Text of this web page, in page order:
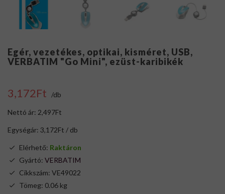
Egér, vezetékes, optikai, kisméret, USB,
VERBATIM "Go Mini", ezüst-karibikék
3,172Ft /db
Nettó ár: 2,497Ft
Egységár: 3,172Ft / db
Elérhető: Raktáron
Gyártó: VERBATIM
Cikkszám: VE49022
Tömeg: 0.06 kg